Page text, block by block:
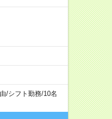
/シフト勤務/10名